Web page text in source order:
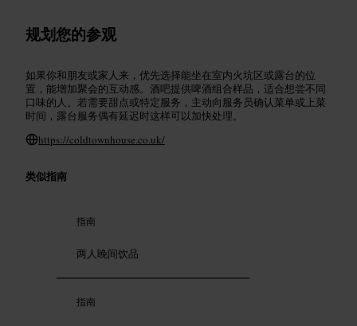
规划您的参观
如果你和朋友或家人来，优先选择能坐在室内火坑区或露台的位
置，能增加聚会的互动感。酒吧提供啤酒组合样品，适合想尝不同
口味的人。若需要甜点或特定服务，主动向服务员确认菜单或上菜
时间，露台服务偶有延迟时这样可以加快处理。
https://coldtownhouse.co.uk/
类似指南
指南
两人晚间饮品
指南